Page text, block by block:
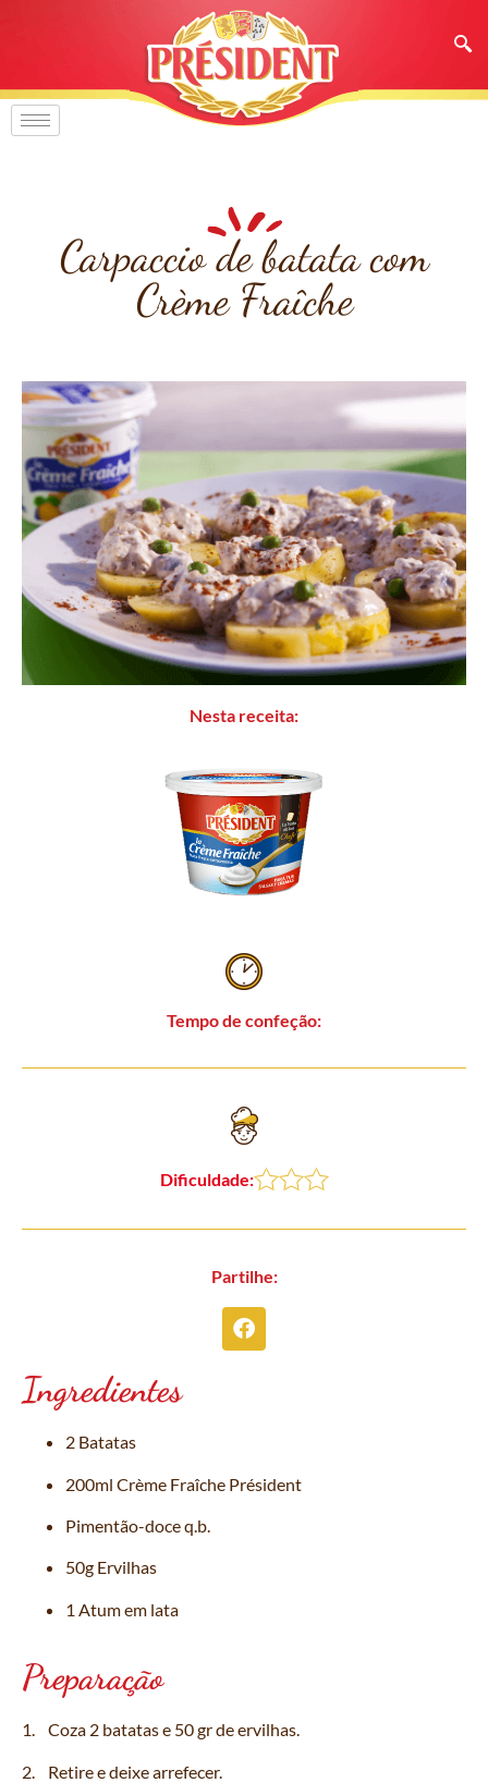
Carpaccio de batata com
Crème Fraîche
Nesta receita:
Tempo de confeção:
Dificuldade:
Partilhe:
Ingredientes
2 Batatas
200ml Crème Fraîche Président
Pimentão-doce q.b.
50g Ervilhas
1 Atum em lata
Preparação
1. Coza 2 batatas e 50 gr de ervilhas.
2. Retire e deixe arrefecer.